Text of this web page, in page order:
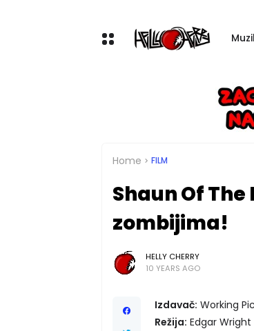
Home FILM
Shaun Of
zombijima!
HELLY CHERRY
10 YEARS AGO
Izdavač: Working
Režija: Edgar Wright